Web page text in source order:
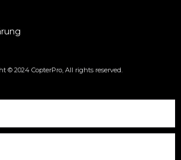
© 2024 CopterPro, All rights reserved.